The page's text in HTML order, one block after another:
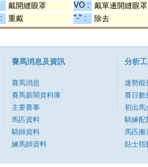
戴開縫眼罩 VO : 戴單邊開縫眼罩
重戴 "-" : 除去
賽馬消息及資訊
賽馬消息
賽馬新聞資料庫
主要賽事
馬匹資料
騎師資料
練馬師資料
分析
速勢能
賽日數
初出馬
騎練配
馬匹搬
貼士指